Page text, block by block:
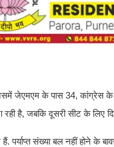
जेएमएम के पास 34, कांग्रेस
है, जबकि दूसरी सीट के लिए
संख्या बल नहीं होने के